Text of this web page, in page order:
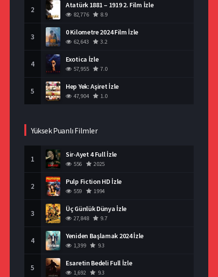
2 Atatürk 1881 – 1919 2. Film İzle
82,776 8.9
3 0 Kilometre 2024 Film İzle
62,643 3.2
4 Exotica İzle
57,955 7.0
5 Hep Yek: Aşiret İzle
47,904 1.0
Yüksek Puanlı Filmler
1 Sir-Ayet 4 Full İzle
556 2025
2 Pulp Fiction HD İzle
559 1994
3 Üç Günlük Dünya İzle
27,848 9.7
4 Yeniden Başlamak 2024 İzle
1,399 9.3
5 Esaretin Bedeli Full İzle
1,692 9.3